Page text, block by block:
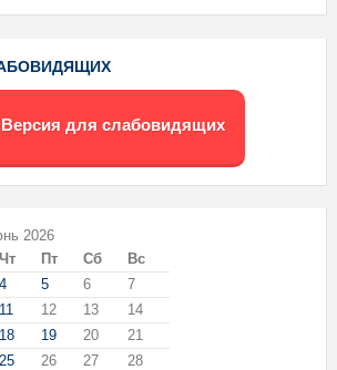
Версия для слабовидящих
2026
Чт Пт Сб Вс
4 5 6
7
11 12 13
14
18 19 20
21
25 26 27
28